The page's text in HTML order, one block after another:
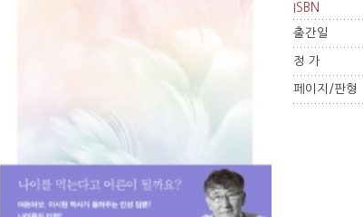
ISBN
출간일
정 가
페이지/판형